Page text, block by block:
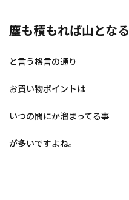
塵も積もれば山となる
と言う格言の通り
お買い物ポイントは
いつの間にか溜まってる事
が多いですよね。